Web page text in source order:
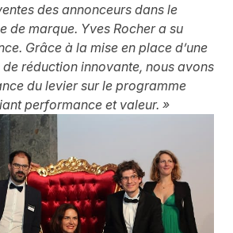
des annonceurs dans le
de marque. Yves Rocher a su
Grâce à la mise en place d’une
réduction innovante, nous avons
du levier sur le programme
performance et valeur. »